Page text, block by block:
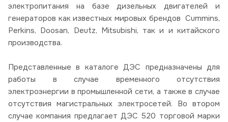
электропитания на базе дизельных двигателей и
генераторов как известных мировых брендов Cummins,
Perkins, Doosan, Deutz, Mitsubishi, так и и китайского
производства.
Представленные в каталоге ДЭС предназначены для
работы в случае временного отсутствия
электроэнергии в промышленной сети, а также в случае
отсутствия магистральных электросетей. Во втором
случае компания предлагает ДЭС 520 торговой марки